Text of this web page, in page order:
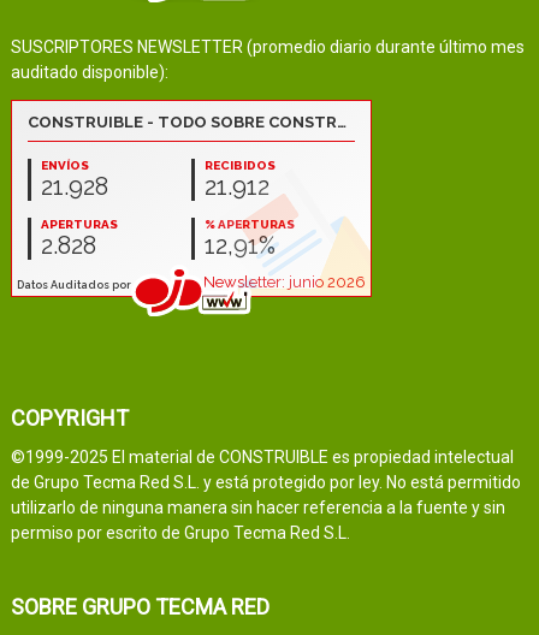
SUSCRIPTORES NEWSLETTER (promedio diario durante último mes
auditado disponible):
COPYRIGHT
©1999-2025 El material de CONSTRUIBLE es propiedad intelectual
de Grupo Tecma Red S.L. y está protegido por ley. No está permitido
utilizarlo de ninguna manera sin hacer referencia a la fuente y sin
permiso por escrito de Grupo Tecma Red S.L.
SOBRE GRUPO TECMA RED